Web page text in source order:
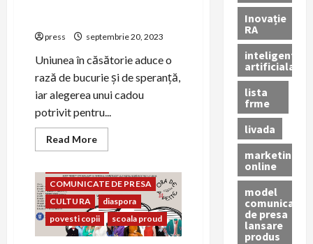
press septembrie 20, 2023
Uniunea în căsătorie aduce o
rază de bucurie și de speranță,
iar alegerea unui cadou
potrivit pentru...
Read MoreRead
more
de
Celebrare
și
Cadouri
Inspirate
pentru
Tinerii
ARTA
COMUNICARE
COMUNICATE DE PRESA
CULTURA
diaspora
povesti copii
scoala proud
Inovație
RA
inteligenta
artificiala
lista
frme
livada
marketing
online
model
comunicat
de presa
lansare
produs